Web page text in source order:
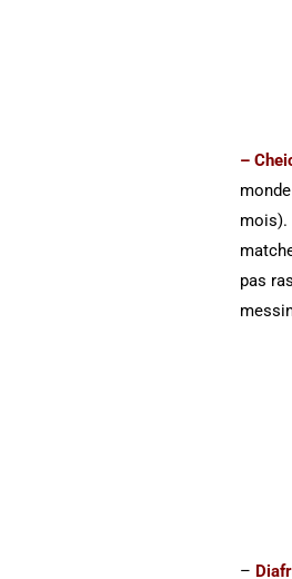
–
mois).
pas
–